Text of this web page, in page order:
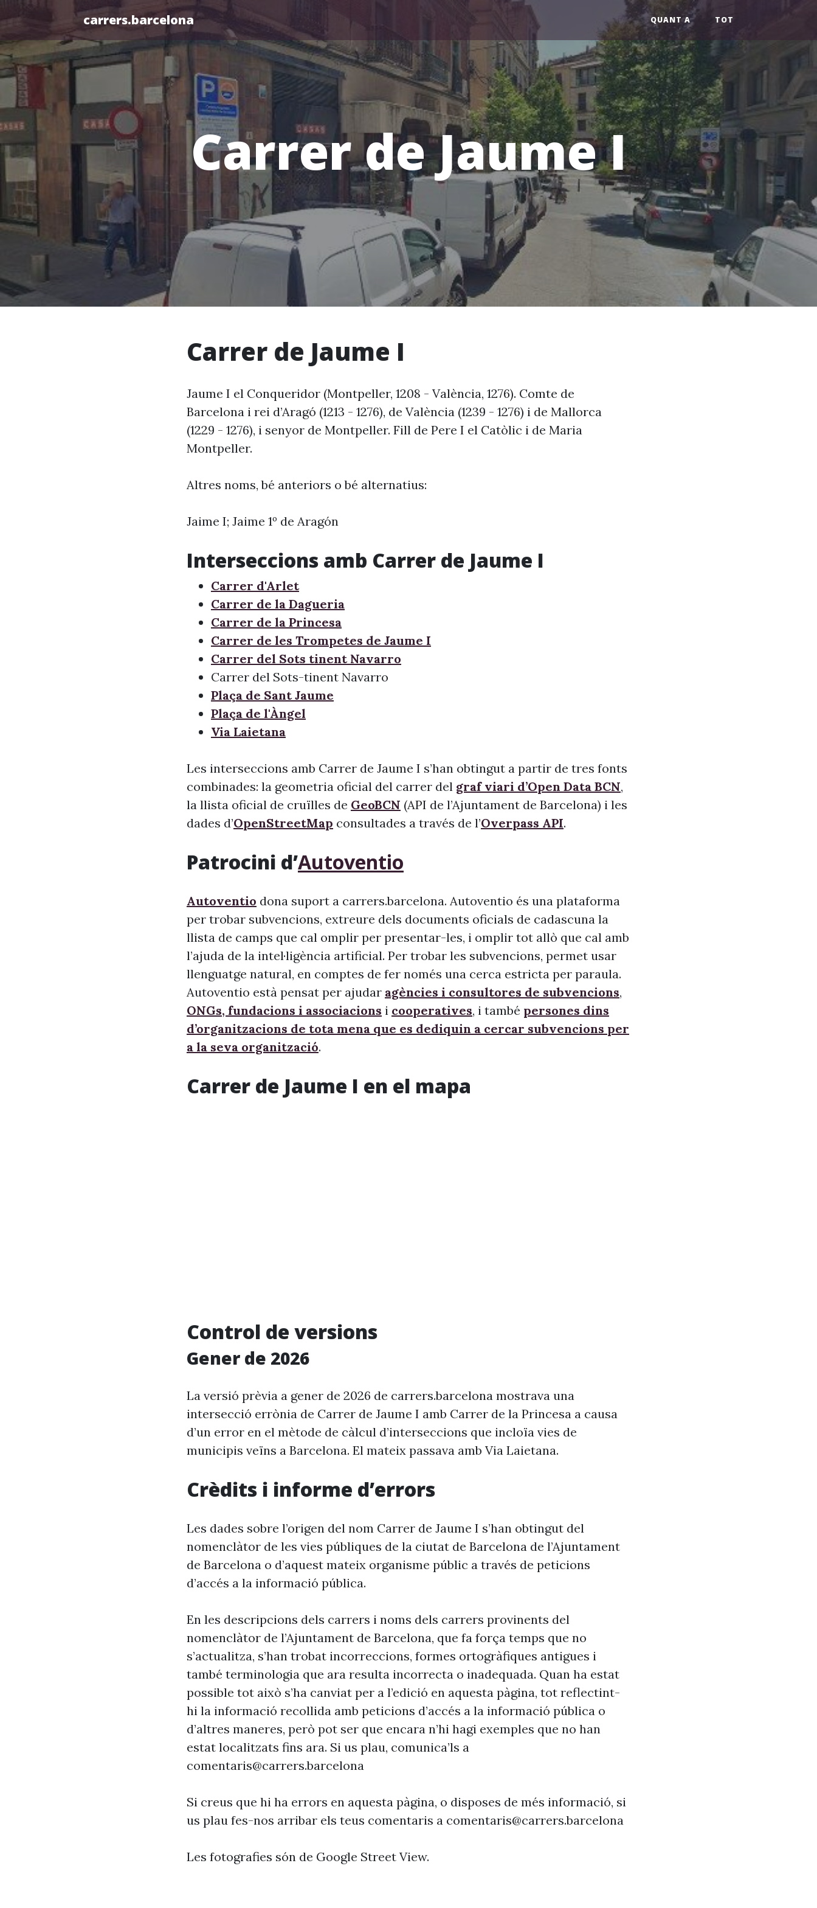
carrers.barcelona QUANT A TOT
Carrer de Jaume I
Carrer de Jaume I
Jaume I el Conqueridor (Montpeller, 1208 - València, 1276). Comte de
Barcelona i rei d’Aragó (1213 - 1276), de València (1239 - 1276) i de Mallorca
(1229 - 1276), i senyor de Montpeller. Fill de Pere I el Catòlic i de Maria
Montpeller.
Altres noms, bé anteriors o bé alternatius:
Jaime I; Jaime 1º de Aragón
Interseccions amb Carrer de Jaume I
Carrer d'Arlet
Carrer de la Dagueria
Carrer de la Princesa
Carrer de les Trompetes de Jaume I
Carrer del Sots tinent Navarro
Carrer del Sots-tinent Navarro
Plaça de Sant Jaume
Plaça de l'Àngel
Via Laietana
Les interseccions amb Carrer de Jaume I s’han obtingut a partir de tres fonts
combinades: la geometria oficial del carrer del graf viari d’Open Data BCN,
la llista oficial de cruïlles de GeoBCN (API de l’Ajuntament de Barcelona) i les
dades d’OpenStreetMap consultades a través de l’Overpass API.
Patrocini d’Autoventio
Autoventio dona suport a carrers.barcelona. Autoventio és una plataforma
per trobar subvencions, extreure dels documents oficials de cadascuna la
llista de camps que cal omplir per presentar-les, i omplir tot allò que cal amb
l’ajuda de la intel·ligència artificial. Per trobar les subvencions, permet usar
llenguatge natural, en comptes de fer només una cerca estricta per paraula.
Autoventio està pensat per ajudar agències i consultores de subvencions,
ONGs, fundacions i associacions i cooperatives, i també persones dins
d’organitzacions de tota mena que es dediquin a cercar subvencions per
a la seva organització.
Carrer de Jaume I en el mapa
Control de versions
Gener de 2026
La versió prèvia a gener de 2026 de carrers.barcelona mostrava una
intersecció errònia de Carrer de Jaume I amb Carrer de la Princesa a causa
d’un error en el mètode de càlcul d’interseccions que incloïa vies de
municipis veïns a Barcelona. El mateix passava amb Via Laietana.
Crèdits i informe d’errors
Les dades sobre l’origen del nom Carrer de Jaume I s’han obtingut del
nomenclàtor de les vies públiques de la ciutat de Barcelona de l’Ajuntament
de Barcelona o d’aquest mateix organisme públic a través de peticions
d’accés a la informació pública.
En les descripcions dels carrers i noms dels carrers provinents del
nomenclàtor de l’Ajuntament de Barcelona, que fa força temps que no
s’actualitza, s’han trobat incorreccions, formes ortogràfiques antigues i
també terminologia que ara resulta incorrecta o inadequada. Quan ha estat
possible tot això s’ha canviat per a l’edició en aquesta pàgina, tot reflectint-
hi la informació recollida amb peticions d’accés a la informació pública o
d’altres maneres, però pot ser que encara n’hi hagi exemples que no han
estat localitzats fins ara. Si us plau, comunica’ls a
comentaris@carrers.barcelona
Si creus que hi ha errors en aquesta pàgina, o disposes de més informació, si
us plau fes-nos arribar els teus comentaris a comentaris@carrers.barcelona
Les fotografies són de Google Street View.